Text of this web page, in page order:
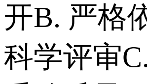
开 B. 严格
科学评审